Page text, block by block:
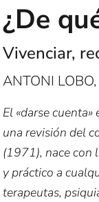
¿De
Vivenciar,
ANTONI
El «darse
una revisión del
(1971), nace con
y práctico a
terapeutas,